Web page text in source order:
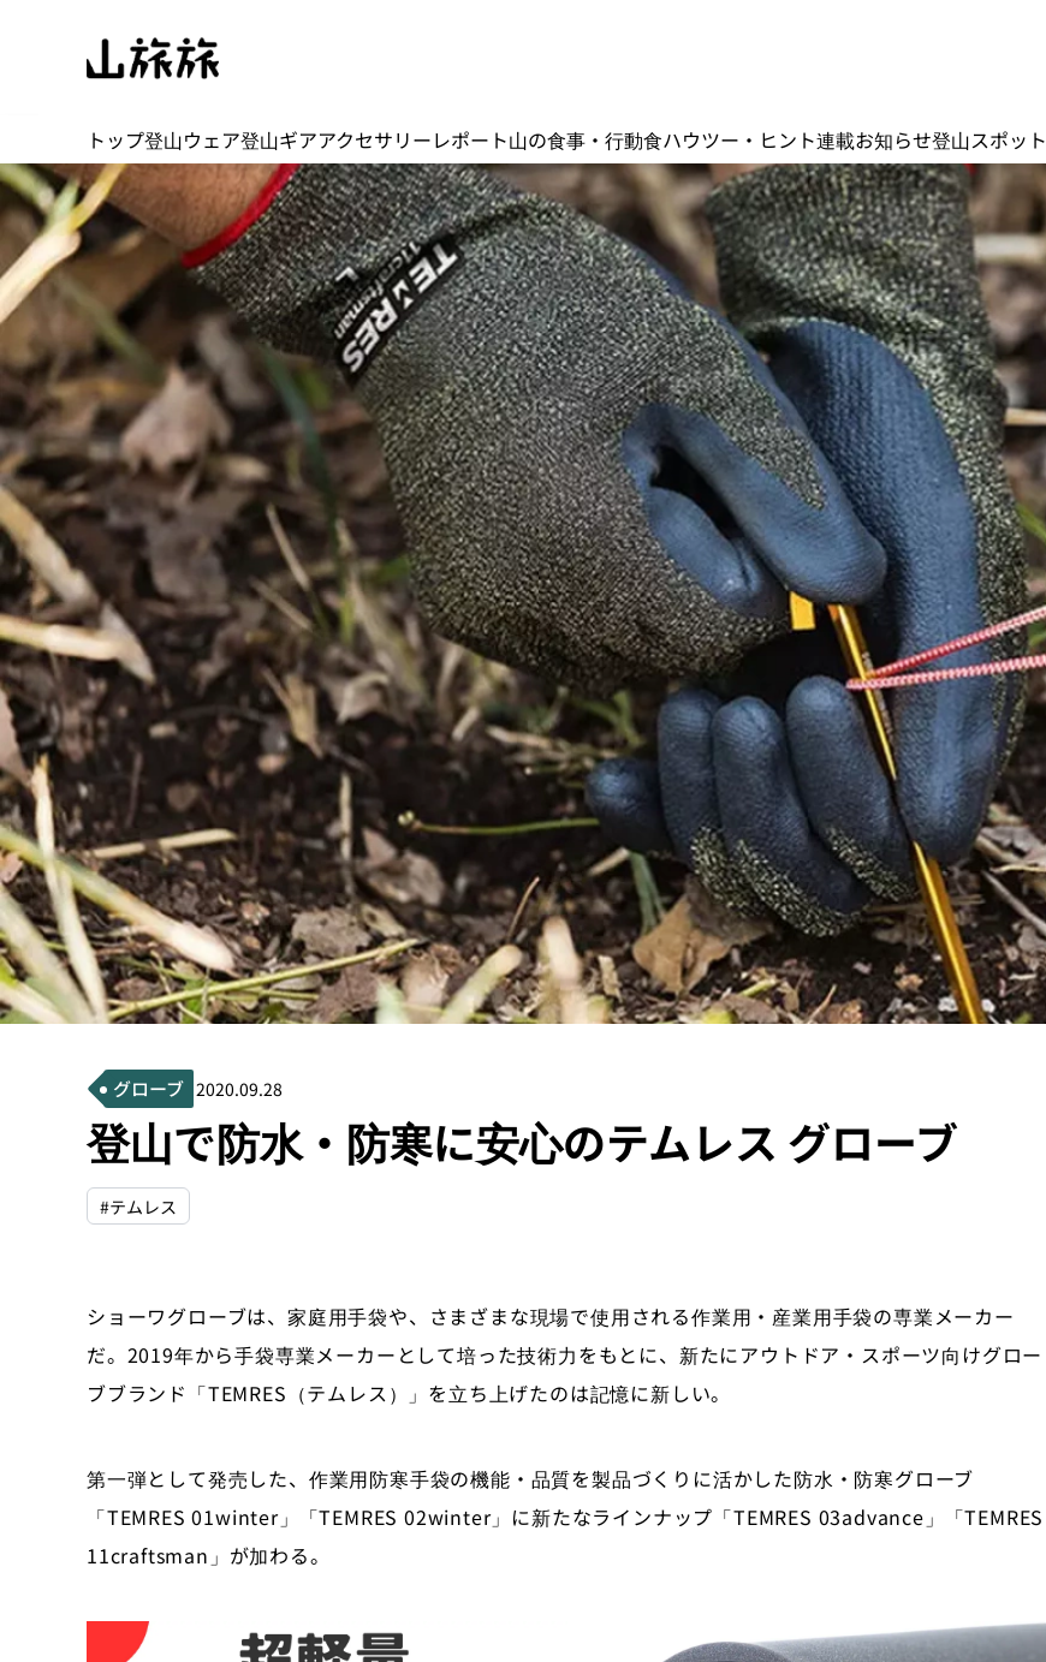
トップ登山ウェア登山ギアアクセサリーレポート山の食事・行動食ハウツー・ヒント連載お知らせ登山スポット
グローブ 2020.09.28
登山で防水・防寒に安心のテムレス グローブ
#テムレス
ショーワグローブは、家庭用手袋や、さまざまな現場で使用される作業用・産業用手袋の専業メーカー
だ。2019年から手袋専業メーカーとして培った技術力をもとに、新たにアウトドア・スポーツ向けグロー
ブブランド「TEMRES（テムレス）」を立ち上げたのは記憶に新しい。
第一弾として発売した、作業用防寒手袋の機能・品質を製品づくりに活かした防水・防寒グローブ
「TEMRES 01winter」「TEMRES 02winter」に新たなラインナップ「TEMRES 03advance」「TEMRES
11craftsman」が加わる。